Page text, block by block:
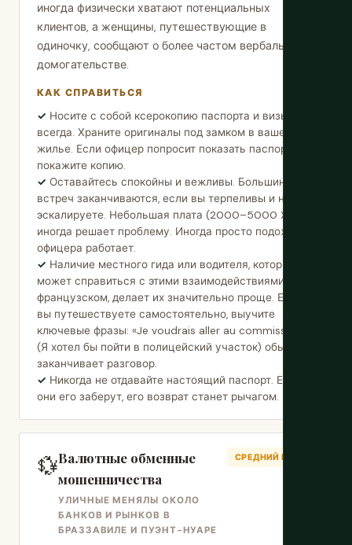
иногда физически хватают потенциальных
клиентов, а женщины, путешествующие в
одиночку, сообщают о более частом вербальном
домогательстве.
КАК СПРАВИТЬСЯ
Носите с собой ксерокопию паспорта и визы
всегда. Храните оригиналы под замком в вашем
жилье. Если офицер попросит показать паспорт,
покажите копию.
Оставайтесь спокойны и вежливы. Большинство
встреч заканчиваются, если вы терпеливы и не
эскалируете. Небольшая плата (2000–5000 XAF)
иногда решает проблему. Иногда просто подождать
офицера работает.
Наличие местного гида или водителя, который
может справиться с этими взаимодействиями на
французском, делает их значительно проще. Если
вы путешествуете самостоятельно, выучите
ключевые фразы: «Je voudrais aller au commissariat»
(Я хотел бы пойти в полицейский участок) обычно
заканчивает разговор.
Никогда не отдавайте настоящий паспорт. Если
они его заберут, его возврат станет рычагом.
💱Валютные обменные
мошенничества
УЛИЧНЫЕ МЕНЯЛЫ ОКОЛО
БАНКОВ И РЫНКОВ В
БРАЗЗАВИЛЕ И ПУЭНТ-НУАРЕ
СРЕДНИЙ РИСК